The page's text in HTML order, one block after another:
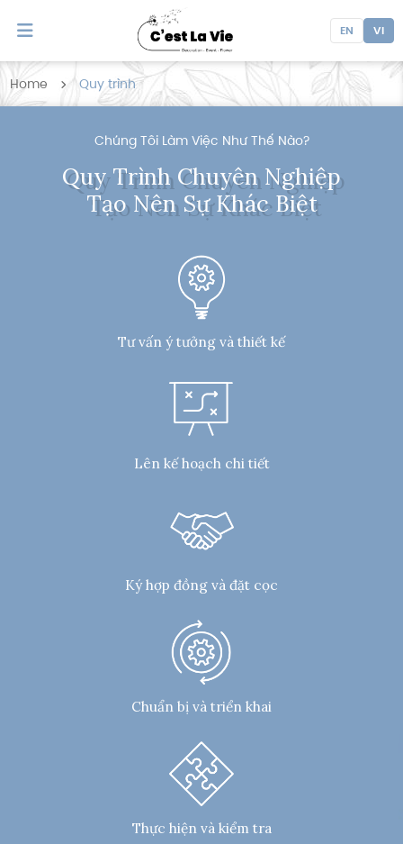
EN VI
Home Quy trình
Quy trìnhChúng Tôi Làm Việc Như Thế Nào?
Quy Trình Chuyên Nghiệp
Tạo Nên Sự Khác Biệt
Tư vấn ý tưởng và thiết kế
Lên kế hoạch chi tiết
Ký hợp đồng và đặt cọc
Chuẩn bị và triển khai
Thực hiện và kiểm tra